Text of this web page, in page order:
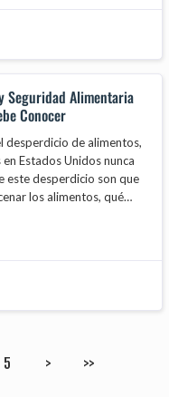
Seguridad Alimentaria
Conocer
desperdicio de alimentos,
Estados Unidos nunca
los alimentos, qué
5